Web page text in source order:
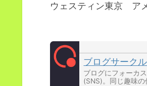
ウェスティン東京 ア
ブログサークル
ブログにフォーカ
(SNS)。同じ趣味の